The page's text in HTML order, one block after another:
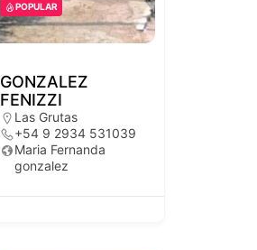
POPULAR
GONZALEZ
FENIZZI
Las Grutas
+54 9 2934 531039
Maria Fernanda
gonzalez